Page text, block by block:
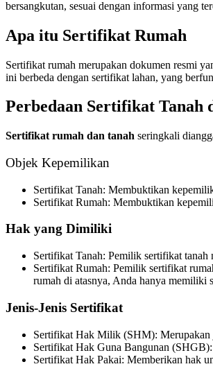
bersangkutan, sesuai dengan informasi yang
Apa itu Sertifikat Rumah
Sertifikat rumah merupakan dokumen resmi
ini berbeda dengan sertifikat lahan, yang
Perbedaan Sertifikat Tanah
Sertifikat rumah dan tanah seringkali
Objek Kepemilikan
Sertifikat Tanah: Membuktikan
Sertifikat Rumah: Membuktikan
Hak yang Dimiliki
Sertifikat Tanah: Pemilik sertifikat tanah
Sertifikat Rumah: Pemilik sertifikat
rumah di atasnya, Anda hanya memiliki
Jenis-Jenis Sertifikat
Sertifikat Hak Milik (SHM): Merupakan
Sertifikat Hak Guna Bangunan
Sertifikat Hak Pakai: Memberikan hak